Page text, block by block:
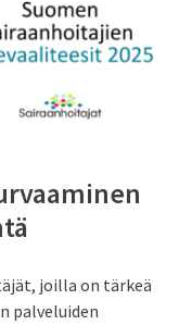
joilla on tärkeä
palveluiden